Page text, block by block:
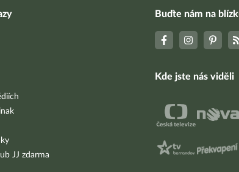
JJ zdarma
Buďte nám na
Kde jste nás viděli